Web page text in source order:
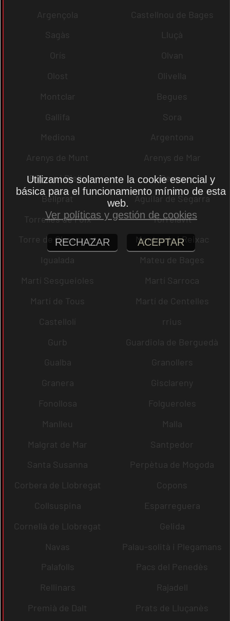
Argençola
Castellnou de Bages
Sagàs
Lluçà
Orís
Olvan
Olost
Olivella
Montclar
Begues
Gallifa
Sora
Mediona
Argentona
Arenys de Munt
Arenys de Mar
Bigues i Riells
Berga
Bellprat
Aguilar de Segarra
Torrelles de Foix
Torrelavit
Torre de Claramunt
Montcada i Reixac
Igualada
Mateu de Bages
Martí Sesgueioles
Martí Sarroca
Martí de Tous
Martí de Centelles
Castellolí
rrius
Gurb
Guardiola de Berguedà
Gualba
Granollers
Granera
Gisclareny
Fonollosa
Folgueroles
Manlleu
Malla
Malgrat de Mar
Santpedor
Santa Susanna
Perpètua de Mogoda
Corbera de Llobregat
Copons
Collsuspina
Esparreguera
Cornellà de Llobregat
Gelida
Navas
Palau-solità i Plegamans
Palafolls
Pacs del Penedès
Rellinars
Rajadell
Premià de Dalt
Prats de Lluçanès
Utilizamos solamente la cookie esencial y
básica para el funcionamiento mínimo de esta
web.
Ver políticas y gestión de cookies
RECHAZAR ACEPTAR